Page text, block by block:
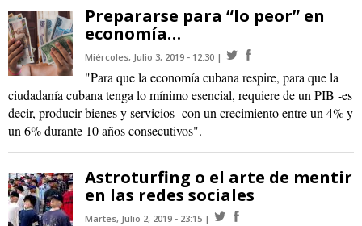
Prepararse para “lo peor” en
economía…
Miércoles, Julio 3, 2019 - 12:30
"Para que la economía cubana respire, para que la
ciudadanía cubana tenga lo mínimo esencial, requiere de un PIB -es
decir, producir bienes y servicios- con un crecimiento entre un 4% y
un 6% durante 10 años consecutivos".
Astroturfing o el arte de mentir
en las redes sociales
Martes, Julio 2, 2019 - 23:15